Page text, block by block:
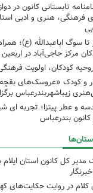
تابستانی کانون در
هنری و ادبی
سوگ اباعبدالله (ع)؛
مرکز حاجی‌آباد در
کودکان، اولویت
و کودک «عروسک‌های
زیباشهربندرعباس
و عطر پیتزا؛ تجربه ای
کانون بندرعباس
مدیر کل کانون استان ایلام
در روایت حکایت‌های